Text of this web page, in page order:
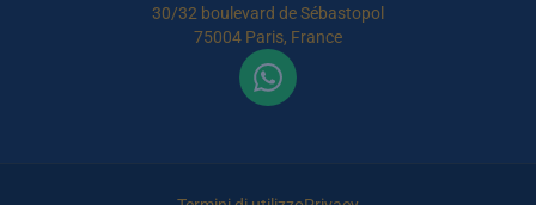
30/32 boulevard de Sébastopol
75004 Paris, France